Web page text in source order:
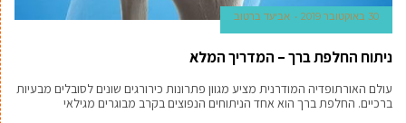
30 באוקטובר 2019 אביעד ברטוב
ניתוח החלפת ברך – המדריך המלא
עולם האורתופדיה המודרנית מציע מגוון פתרונות כירורגים שונים לסובלים מבעיות
ברכיים. החלפת ברך הוא אחד הניתוחים הנפוצים בקרב מבוגרים מגילאי